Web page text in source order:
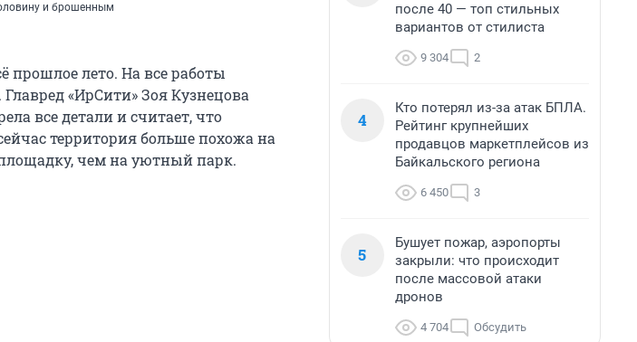
и брошенным
прошлое лето. На все работы
«ИрСити» Зоя Кузнецова
все детали и считает, что
территория больше похожа на
чем на уютный парк.
после 40 — топ стильных
вариантов от стилиста
9 304 2
4
Кто потерял из-за атак БПЛА.
Рейтинг крупнейших
продавцов маркетплейсов из
Байкальского региона
6 450 3
5
Бушует пожар, аэропорты
закрыли: что происходит
после массовой атаки
дронов
4 704 Обсудить